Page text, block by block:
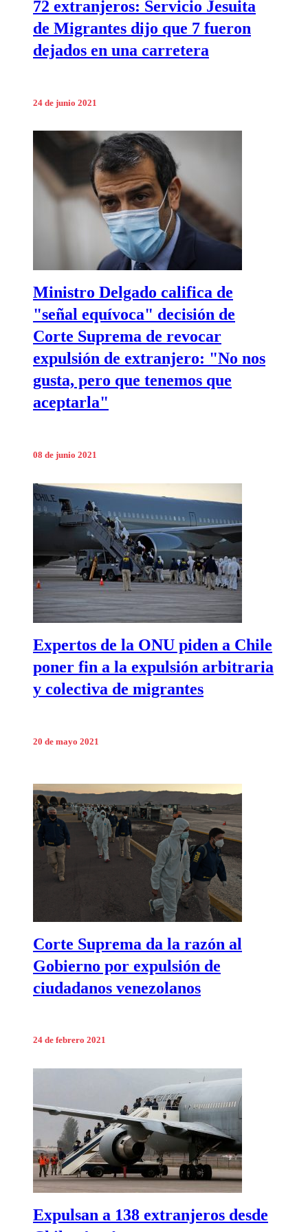
72 extranjeros: Servicio Jesuita
de Migrantes dijo que 7 fueron
dejados en una carretera
24 de junio 2021
Ministro Delgado califica de
"señal equívoca" decisión de
Corte Suprema de revocar
expulsión de extranjero: "No nos
gusta, pero que tenemos que
aceptarla"
08 de junio 2021
Expertos de la ONU piden a Chile
poner fin a la expulsión arbitraria
y colectiva de migrantes
20 de mayo 2021
Corte Suprema da la razón al
Gobierno por expulsión de
ciudadanos venezolanos
24 de febrero 2021
Expulsan a 138 extranjeros desde